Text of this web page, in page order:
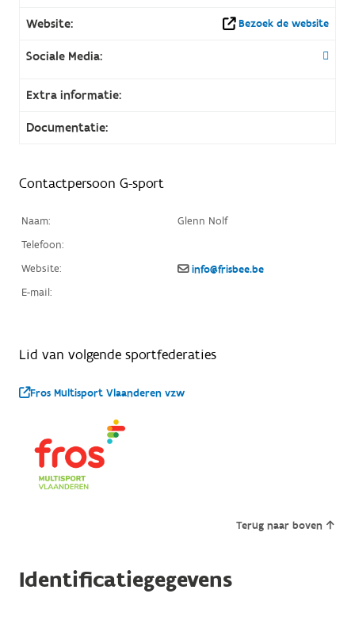
Website: Bezoek de website
Sociale Media:
Extra informatie:
Documentatie:
Contactpersoon G-sport
Naam:
Glenn Nolf
Telefoon:
Website:
E-mail:
info@frisbee.be
Lid van volgende sportfederaties
Fros Multisport Vlaanderen vzw
Terug naar boven
Identificatiegegevens